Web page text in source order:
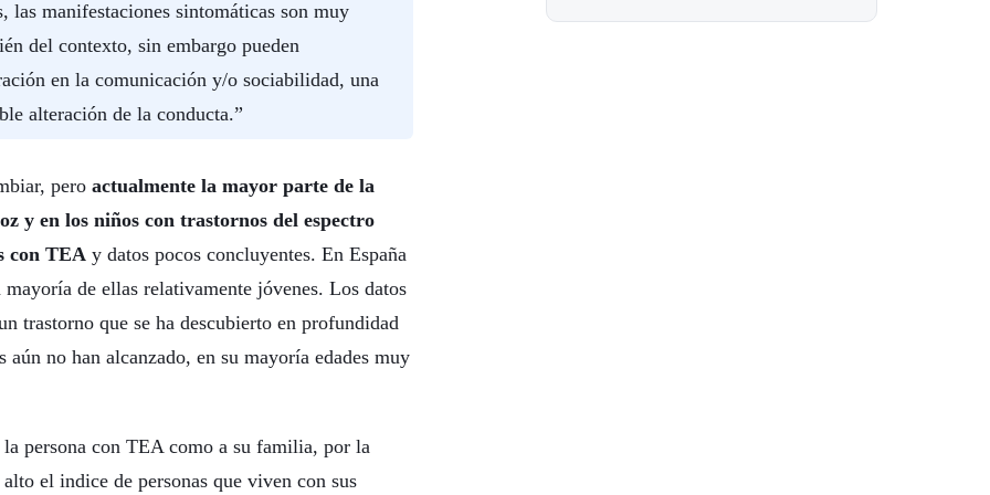
las manifestaciones sintomáticas son muy
del contexto, sin embargo pueden
en la comunicación y/o sociabilidad, una
alteración de la conducta.”
pero actualmente la mayor parte de la
y en los niños con trastornos del espectro
con TEA y datos pocos concluyentes. En España
de ellas relativamente jóvenes. Los datos
trastorno que se ha descubierto en profundidad
no han alcanzado, en su mayoría edades muy
persona con TEA como a su familia, por la
el indice de personas que viven con sus